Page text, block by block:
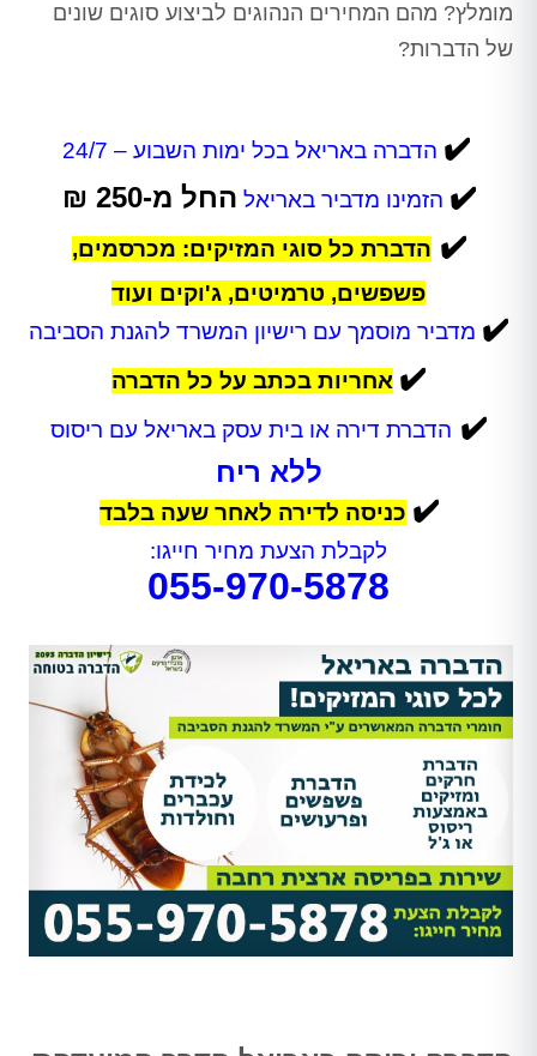
מומלץ? מהם המחירים הנהוגים לביצוע סוגים שונים
של הדברות?
✔️ הדברה באריאל בכל ימות השבוע – 24/7
✔️ הזמינו מדביר באריאל החל מ-250 ₪
✔️ הדברת כל סוגי המזיקים: מכרסמים,
פשפשים, טרמיטים, ג'וקים ועוד
✔️ מדביר מוסמך עם רישיון המשרד להגנת הסביבה
✔️ אחריות בכתב על כל הדברה
✔️ הדברת דירה או בית עסק באריאל עם ריסוס
ללא ריח
✔️ כניסה לדירה לאחר שעה בלבד
לקבלת הצעת מחיר חייגו:
055-970-5878